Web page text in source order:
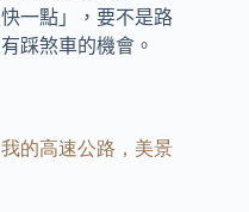
一點」，要不是路
踩煞車的機會。
的高速公路，美景